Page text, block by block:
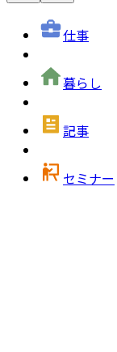
仕事
暮らし
記事
セミナー